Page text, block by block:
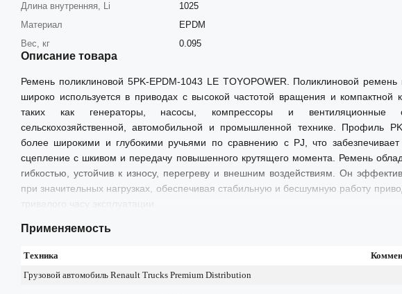
Длина внутренняя, Li
1025
Материал
EPDM
Вес, кг
0.095
Описание товара
Ремень поликлиновой 5PK-EPDM-1043 LE TOYOPOWER. Поликлиновой
широко используется в приводах с высокой частотой вращения и компактной
таких как генераторы, насосы, компрессоры и вентиляционные
сельскохозяйственной, автомобильной и промышленной технике. Профиль
более широкими и глубокими ручьями по сравнению с PJ, что
сцепление с шкивом и передачу повышенного крутящего момента. Ремень
гибкостью, устойчив к износу, перегреву и внешним воздействиям. Он
при значительных нагрузках, обеспечивая стабильную и бесшумную работу
Применяемость
Техника
Грузовой автомобиль Renault Trucks Premium Distribution